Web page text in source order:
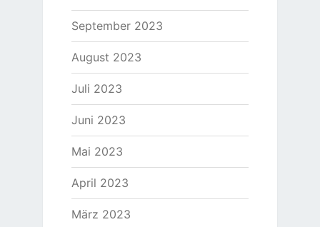
September 2023
August 2023
Juli 2023
Juni 2023
Mai 2023
April 2023
März 2023